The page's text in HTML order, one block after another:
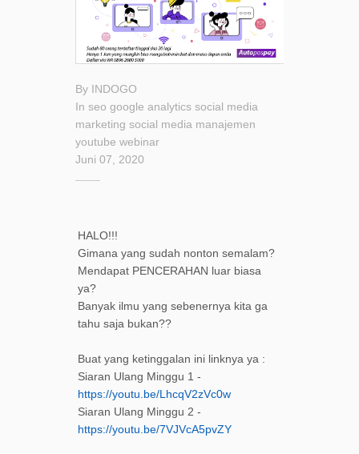
By INDOGO
In seo google analytics social media
marketing social media manajemen
youtube webinar
Juni 07, 2020
HALO!!!
Gimana yang sudah nonton semalam?
Mendapat PENCERAHAN luar biasa
ya?
Banyak ilmu yang sebenernya kita ga
tahu saja bukan??
Buat yang ketinggalan ini linknya ya :
Siaran Ulang Minggu 1 -
https://youtu.be/LhcqV2zVc0w
Siaran Ulang Minggu 2 -
https://youtu.be/7VJVcA5pvZY